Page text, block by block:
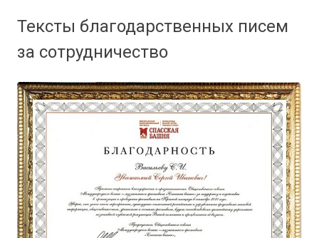
Тексты благодарственных писем
за сотрудничество